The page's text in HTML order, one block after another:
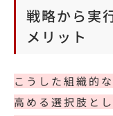
戦略から実
メリット
こうした組織的
高める選択肢と